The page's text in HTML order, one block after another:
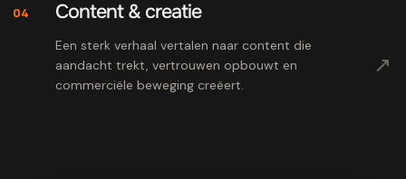
04 Content & creatie
Een sterk verhaal vertalen naar content die
aandacht trekt, vertrouwen opbouwt en
commerciële beweging creëert.
↗